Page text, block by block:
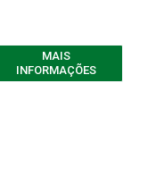
MAIS
INFORMAÇÕES